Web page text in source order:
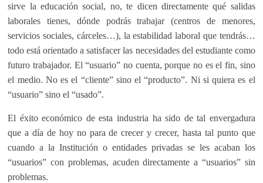
sirve la educación social, no, te dicen directamente qué salidas
laborales tienes, dónde podrás trabajar (centros de menores,
servicios sociales, cárceles…), la estabilidad laboral que tendrás…
todo está orientado a satisfacer las necesidades del estudiante como
futuro trabajador. El “usuario” no cuenta, porque no es el fin, sino
el medio. No es el “cliente” sino el “producto”. Ni si quiera es el
“usuario” sino el “usado”.
El éxito económico de esta industria ha sido de tal envergadura
que a día de hoy no para de crecer y crecer, hasta tal punto que
cuando a la Institución o entidades privadas se les acaban los
“usuarios” con problemas, acuden directamente a “usuarios” sin
problemas.